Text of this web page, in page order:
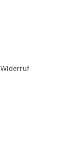
Widerruf